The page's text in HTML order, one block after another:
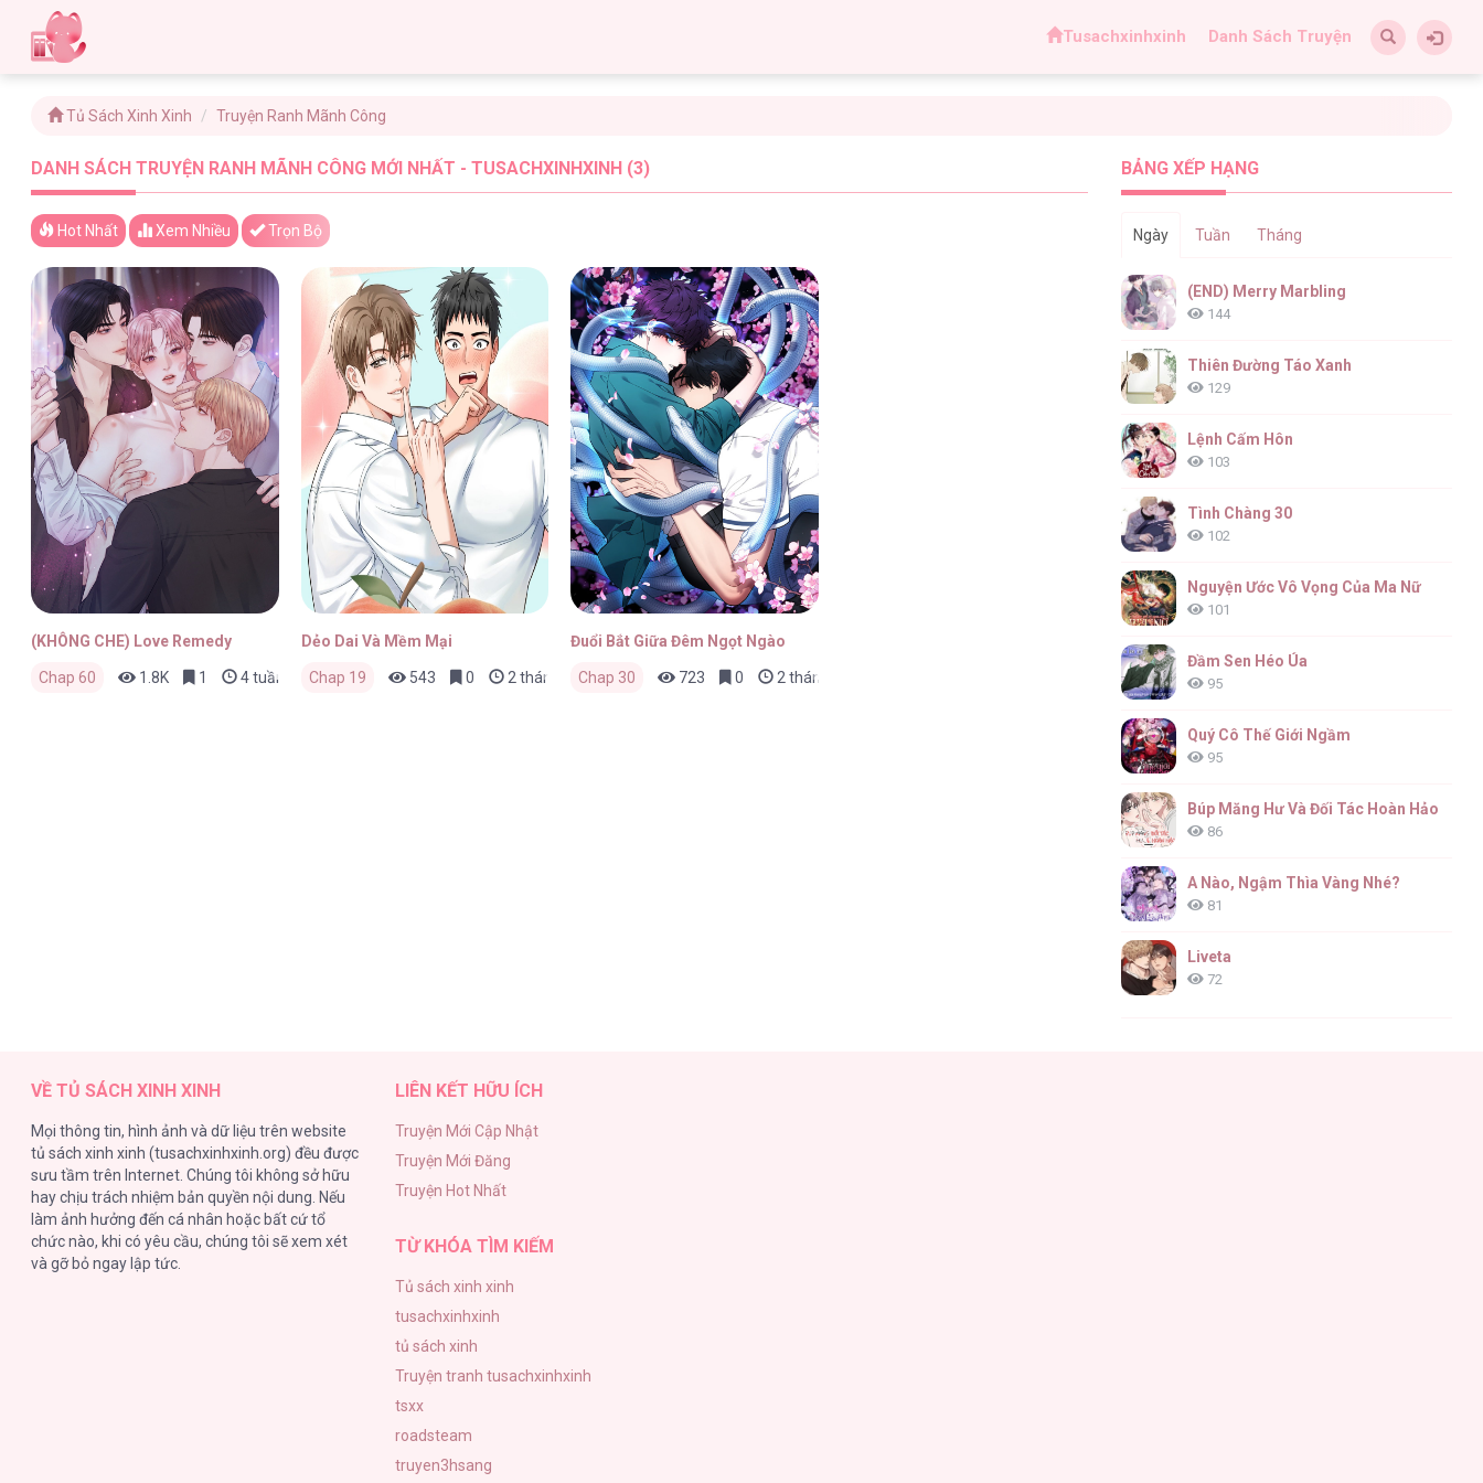
Tusachxinhxinh Danh Sách Truyện
Tủ Sách Xinh Xinh Truyện Ranh Mãnh Công
DANH SÁCH TRUYỆN RANH MÃNH CÔNG MỚI NHẤT - TUSACHXINHXINH (3)
Hot Nhất Xem Nhiều Trọn Bộ
(KHÔNG CHE) Love Remedy
Chap 60 1.8K 1 4 tuần trước
Dẻo Dai Và Mềm Mại
Chap 19 543 0 2 tháng trước
Đuổi Bắt Giữa Đêm Ngọt Ngào
Chap 30 723 0 2 tháng trước
BẢNG XẾP HẠNG
Ngày Tuần Tháng
(END) Merry Marbling
144
Thiên Đường Táo Xanh
129
Lệnh Cấm Hôn
103
Tình Chàng 30
102
Nguyện Ước Vô Vọng Của Ma Nữ
101
Đầm Sen Héo Úa
95
Quý Cô Thế Giới Ngầm
95
Búp Măng Hư Và Đối Tác Hoàn Hảo
86
A Nào, Ngậm Thìa Vàng Nhé?
81
Liveta
72
VỀ TỦ SÁCH XINH XINH
Mọi thông tin, hình ảnh và dữ liệu trên website
tủ sách xinh xinh (tusachxinhxinh.org) đều được
sưu tầm trên Internet. Chúng tôi không sở hữu
hay chịu trách nhiệm bản quyền nội dung. Nếu
làm ảnh hưởng đến cá nhân hoặc bất cứ tổ
chức nào, khi có yêu cầu, chúng tôi sẽ xem xét
và gỡ bỏ ngay lập tức.
LIÊN KẾT HỮU ÍCH
Truyện Mới Cập Nhật
Truyện Mới Đăng
Truyện Hot Nhất
TỪ KHÓA TÌM KIẾM
Tủ sách xinh xinh
tusachxinhxinh
tủ sách xinh
Truyện tranh tusachxinhxinh
tsxx
roadsteam
truyen3hsang